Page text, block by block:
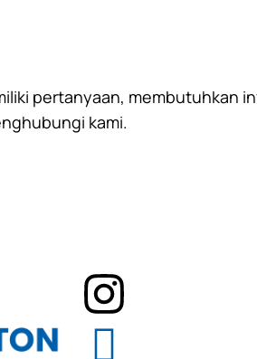
pertanyaan, membutuhkan
kami.